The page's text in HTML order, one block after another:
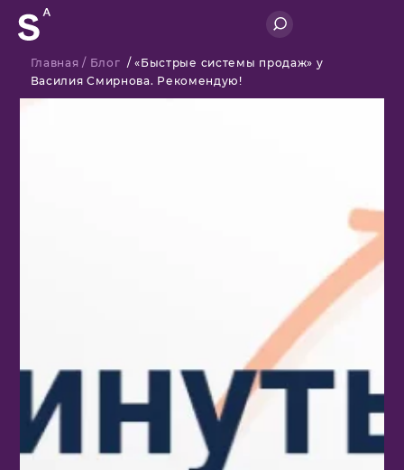
Главная / Блог /«Быстрые системы продаж» у
Василия Смирнова. Рекомендую!